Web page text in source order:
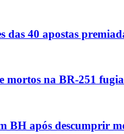
das 40 apostas
mortos na BR-251
BH após descumprir